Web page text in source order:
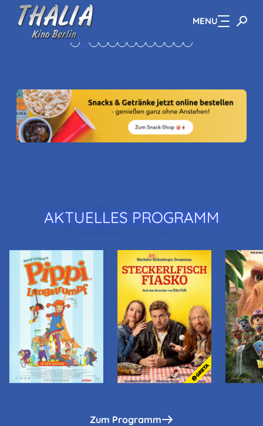
Zum Hauptinhalt springen MENU
AKTUELLES PROGRAMM
Zum Programm